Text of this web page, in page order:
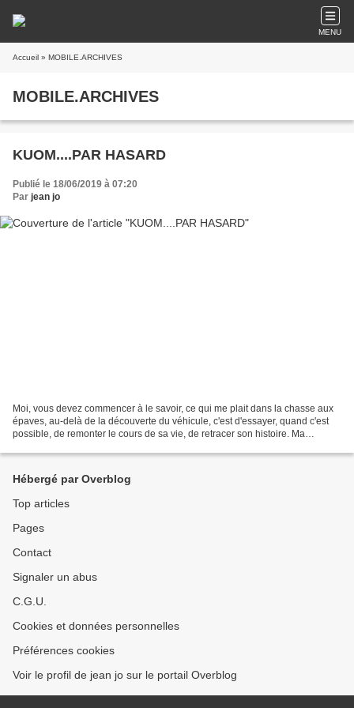
MENU
Accueil » MOBILE.ARCHIVES
MOBILE.ARCHIVES
KUOM....PAR HASARD
Publié le 18/06/2019 à 07:20
Par jean jo
Moi, vous devez commencer à le savoir, ce qui me plait dans la chasse aux
épaves, au-delà de la découverte du véhicule, c'est d'essayer, quand c'est
possible, de remonter le cours de sa vie, de retracer son histoire. Ma
Hébergé par Overblog
Top articles
Pages
Contact
Signaler un abus
C.G.U.
Cookies et données personnelles
Préférences cookies
Voir le profil de jean jo sur le portail Overblog